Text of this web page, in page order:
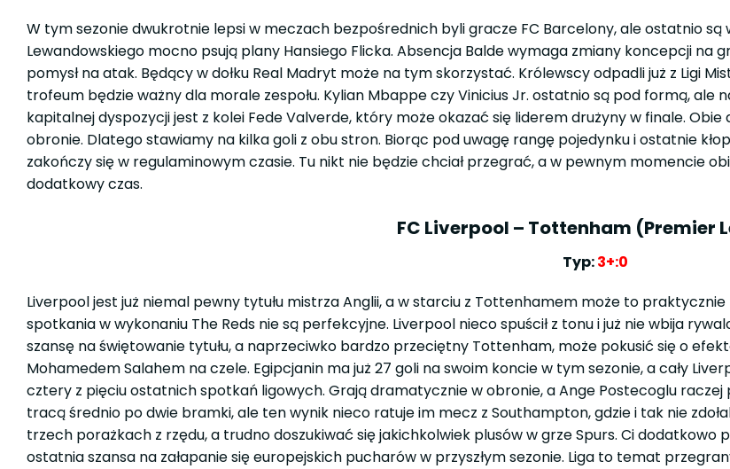
W tym sezonie dwukrotnie lepsi w meczach bezpośrednich byli gracze FC Barcelony, ale ostatnio są
Lewandowskiego mocno psują plany Hansiego Flicka. Absencja Balde wymaga zmiany koncepcji na
pomysł na atak. Będący w dołku Real Madryt może na tym skorzystać. Królewscy odpadli już z Ligi
trofeum będzie ważny dla morale zespołu. Kylian Mbappe czy Vinicius Jr. ostatnio są pod formą,
kapitalnej dyspozycji jest z kolei Fede Valverde, który może okazać się liderem drużyny w finale.
obronie. Dlatego stawiamy na kilka goli z obu stron. Biorąc pod uwagę rangę pojedynku i ostatnie
zakończy się w regulaminowym czasie. Tu nikt nie będzie chciał przegrać, a w pewnym momencie
dodatkowy czas.
FC Liverpool – Tottenham (Premier
Typ:3+:0
Liverpool jest już niemal pewny tytułu mistrza Anglii, a w starciu z Tottenhamem może to
spotkania w wykonaniu The Reds nie są perfekcyjne. Liverpool nieco spuścił z tonu i już nie wbija
szansę na świętowanie tytułu, a naprzeciwko bardzo przeciętny Tottenham, może pokusić się o
Mohamedem Salahem na czele. Egipcjanin ma już 27 goli na swoim koncie w tym sezonie, a cały
cztery z pięciu ostatnich spotkań ligowych. Grają dramatycznie w obronie, a Ange Postecoglu
tracą średnio po dwie bramki, ale ten wynik nieco ratuje im mecz z Southampton, gdzie i tak nie
trzech porażkach z rzędu, a trudno doszukiwać się jakichkolwiek plusów w grze Spurs. Ci dodatkowo
ostatnia szansa na załapanie się europejskich pucharów w przyszłym sezonie. Liga to temat